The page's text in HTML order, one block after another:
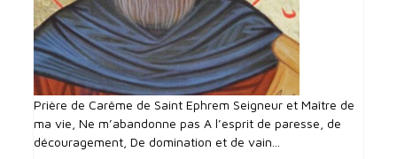
Prière de Carême de Saint Ephrem Seigneur et Maître de
ma vie, Ne m’abandonne pas A l’esprit de paresse, de
découragement, De domination et de vain...